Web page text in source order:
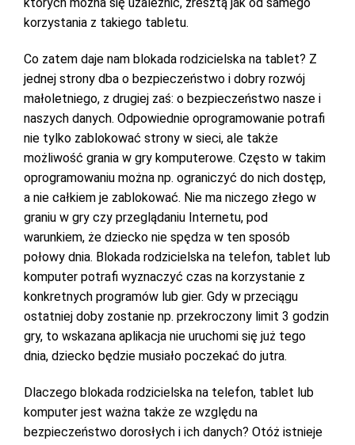
korzystania z takiego tabletu.
Co zatem daje nam blokada rodzicielska na tablet? Z
jednej strony dba o bezpieczeństwo i dobry rozwój
małoletniego, z drugiej zaś: o bezpieczeństwo nasze i
naszych danych. Odpowiednie oprogramowanie potrafi
nie tylko zablokować strony w sieci, ale także
możliwość grania w gry komputerowe. Często w takim
oprogramowaniu można np. ograniczyć do nich dostęp,
a nie całkiem je zablokować. Nie ma niczego złego w
graniu w gry czy przeglądaniu Internetu, pod
warunkiem, że dziecko nie spędza w ten sposób
połowy dnia. Blokada rodzicielska na telefon, tablet lub
komputer potrafi wyznaczyć czas na korzystanie z
konkretnych programów lub gier. Gdy w przeciągu
ostatniej doby zostanie np. przekroczony limit 3 godzin
gry, to wskazana aplikacja nie uruchomi się już tego
dnia, dziecko będzie musiało poczekać do jutra.
Dlaczego blokada rodzicielska na telefon, tablet lub
komputer jest ważna także ze względu na
bezpieczeństwo dorosłych i ich danych? Otóż istnieje